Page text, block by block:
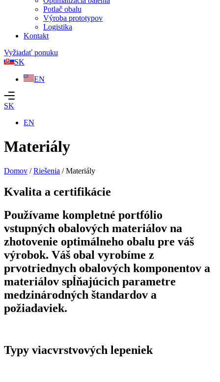
Potlač obalu
Výroba prototypov
Logistika
Kontakt
Vyžiadať ponuku
SK
EN
SK
EN
Materiály
Domov /Riešenia /Materiály
Kvalita a certifikácie
Používame kompletné portfólio
vstupných obalových materiálov na
zhotovenie optimálneho obalu pre váš
výrobok. Váš obal vyrobíme z
prvotriednych obalových komponentov a
materiálov spĺňajúcich parametre
medzinárodných štandardov a
požiadaviek.
Typy viacvrstvových lepeniek